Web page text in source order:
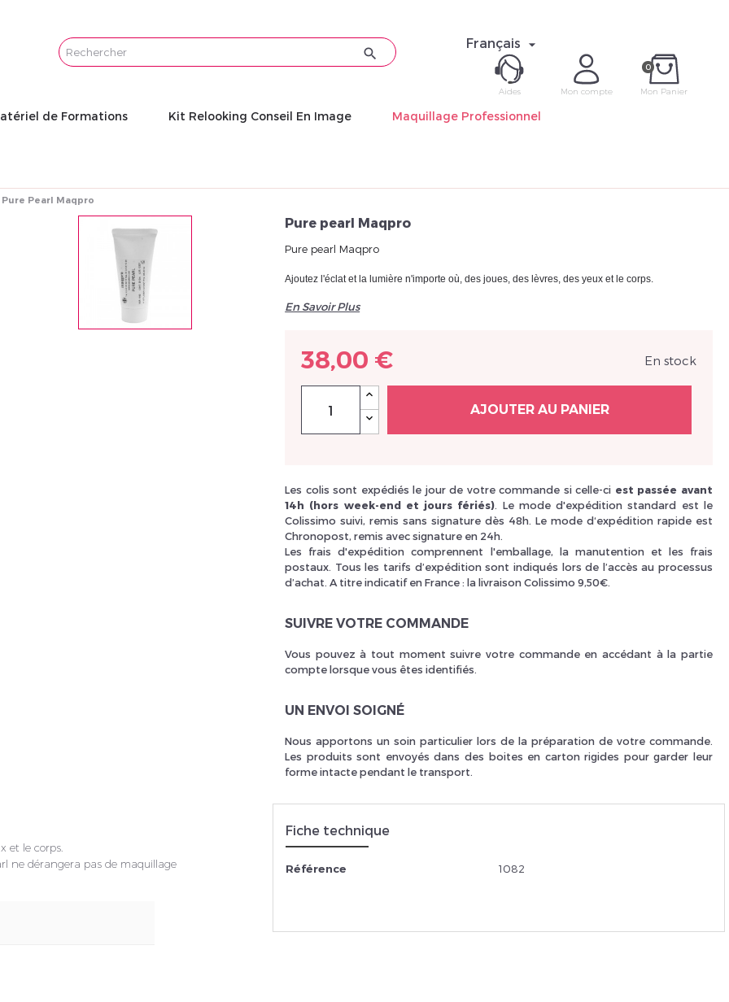

Français 
0
Mon Panier
Mon compte
Email
Mot de
réinitialiser
Je suis un
Aides
de Formations Kit Relooking Conseil En Image Maquillage Professionnel
Pure Pearl Maqpro
Pure pearl Maqpro
Pure pearl Maqpro
Ajoutez l'éclat et la lumière n'importe où, des joues, des lèvres, des yeux et le corps.
En Savoir Plus
38,00 € En stock
AJOUTER AU PANIER
Les colis sont expédiés le jour de votre commande si celle-ci est passée avant
14h (hors week-end et jours fériés) . Le mode d'expédition standard est le
Colissimo suivi, remis sans signature dès 48h. Le mode d‘expédition rapide est
Chronopost, remis avec signature en 24h.
Les frais d'expédition comprennent l'emballage, la manutention et les frais
postaux. Tous les tarifs d’expédition sont indiqués lors de l’accès au processus
d’achat. A titre indicatif en France : la livraison Colissimo 9,50€.
SUIVRE VOTRE COMMANDE
Vous pouvez à tout moment suivre votre commande en accédant à la partie
compte lorsque vous êtes identifiés.
UN ENVOI SOIGNÉ
Nous apportons un soin particulier lors de la préparation de votre commande.
Les produits sont envoyés dans des boites en carton rigides pour garder leur
forme intacte pendant le transport.
et le corps.
ne dérangera pas de maquillage
Fiche technique
Référence 1082